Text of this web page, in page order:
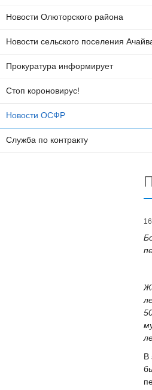
Новости Олюторского района
Новости сельского поселения
Прокуратура информирует
Стоп короновирус!
Новости ОСФР
Служба по контракту
В